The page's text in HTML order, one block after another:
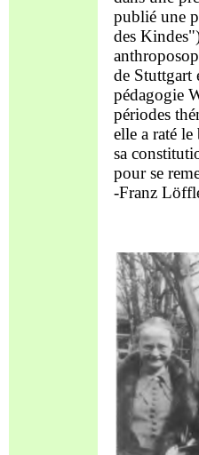
publié une
des
de Stuttgart
pédagogie
périodes
elle a raté
sa
pour se
-Franz